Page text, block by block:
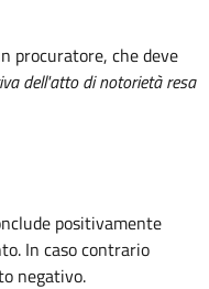
procuratore, che deve
dell'atto di notorietà resa
positivamente
In caso contrario
negativo.